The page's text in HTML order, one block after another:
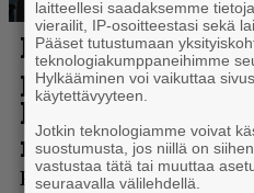
laitteellesi saadaksemme
vierailit, IP-osoitteestasi sekä
Pääset tutustumaan
teknologiakumppaneihimme
Hylkääminen voi vaikuttaa
käytettävyyteen.
Jotkin teknologiamme voivat
suostumusta, jos niillä on
vastustaa tätä tai muuttaa
seuraavalla välilehdellä.